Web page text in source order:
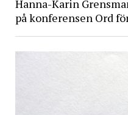
Hanna-Karin
på konferensen Ord